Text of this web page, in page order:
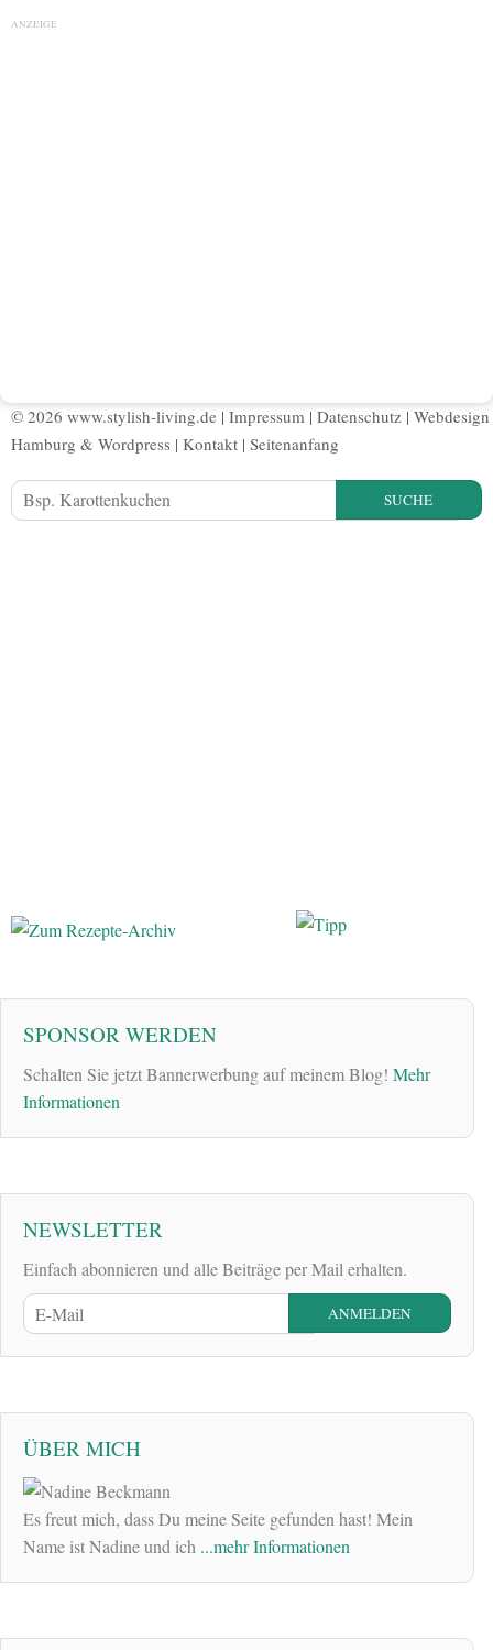
ANZEIGE
© 2026 www.stylish-living.de | Impressum | Datenschutz | Webdesign
Hamburg & Wordpress | Kontakt | Seitenanfang
SUCHE
SPONSOR WERDEN
Schalten Sie jetzt Bannerwerbung auf meinem Blog! Mehr
Informationen
NEWSLETTER
Einfach abonnieren und alle Beiträge per Mail erhalten.
ÜBER MICH
Es freut mich, dass Du meine Seite gefunden hast! Mein
Name ist Nadine und ich ...mehr Informationen